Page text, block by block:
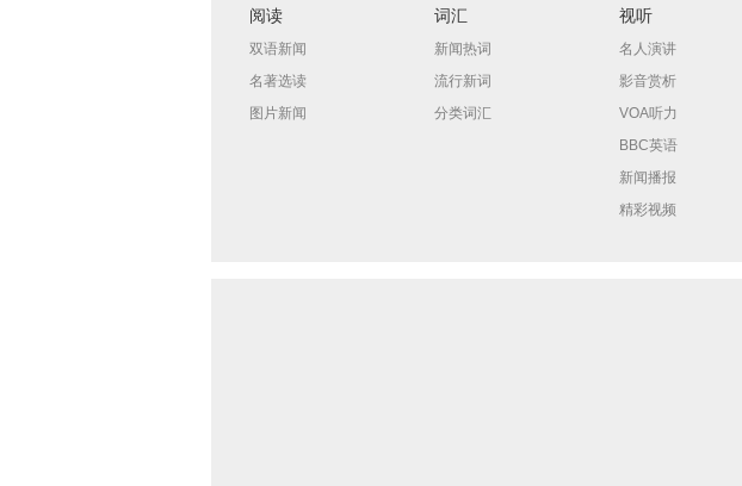
阅读
双语新闻
名著选读
图片新闻
词汇
新闻热词
流行新词
分类词汇
视听
名人演讲
影音赏析
VOA听力
BBC英语
新闻播报
精彩视频